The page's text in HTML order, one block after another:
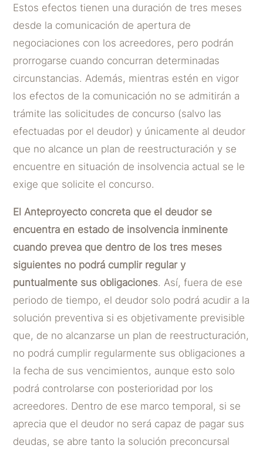
Estos efectos tienen una duración de tres meses
desde la comunicación de apertura de
negociaciones con los acreedores, pero podrán
prorrogarse cuando concurran determinadas
circunstancias. Además, mientras estén en vigor
los efectos de la comunicación no se admitirán a
trámite las solicitudes de concurso (salvo las
efectuadas por el deudor) y únicamente al deudor
que no alcance un plan de reestructuración y se
encuentre en situación de insolvencia actual se le
exige que solicite el concurso.
El Anteproyecto concreta que el deudor se
encuentra en estado de insolvencia inminente
cuando prevea que dentro de los tres meses
siguientes no podrá cumplir regular y
puntualmente sus obligaciones. Así, fuera de ese
periodo de tiempo, el deudor solo podrá acudir a la
solución preventiva si es objetivamente previsible
que, de no alcanzarse un plan de reestructuración,
no podrá cumplir regularmente sus obligaciones a
la fecha de sus vencimientos, aunque esto solo
podrá controlarse con posterioridad por los
acreedores. Dentro de ese marco temporal, si se
aprecia que el deudor no será capaz de pagar sus
deudas, se abre tanto la solución preconcursal